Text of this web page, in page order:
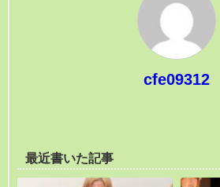
cfe09312
最近書いた記事